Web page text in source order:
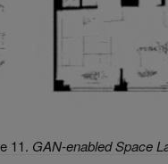
11. GAN-enabled Space